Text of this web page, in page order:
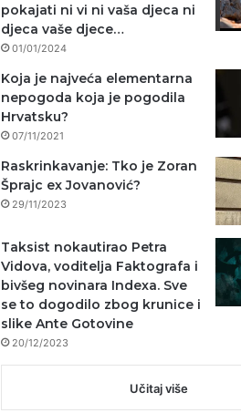
pokajati ni vi ni vaša djeca ni
djeca vaše djece…
01/01/2024
Koja je najveća elementarna
nepogoda koja je pogodila
Hrvatsku?
07/11/2021
Raskrinkavanje: Tko je Zoran
Šprajc ex Jovanović?
29/11/2023
Taksist nokautirao Petra
Vidova, voditelja Faktografa i
bivšeg novinara Indexa. Sve
se to dogodilo zbog krunice i
slike Ante Gotovine
20/12/2023
Učitaj više